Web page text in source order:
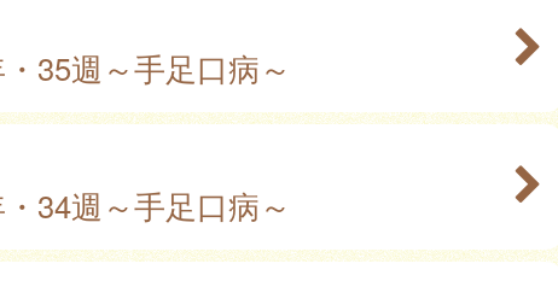
35週～手足口病～
34週～手足口病～